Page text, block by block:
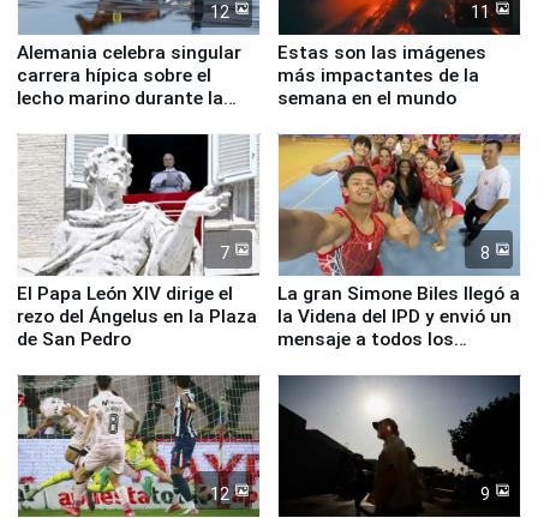
12
Alemania celebra singular
carrera hípica sobre el
lecho marino durante la
11
Estas son las imágenes
más impactantes de la
semana en el mundo
7
El Papa León XIV dirige el
rezo del Ángelus en la Plaza
de San Pedro
8
La gran Simone Biles llegó a
la Videna del IPD y envió un
mensaje a todos los
12 9